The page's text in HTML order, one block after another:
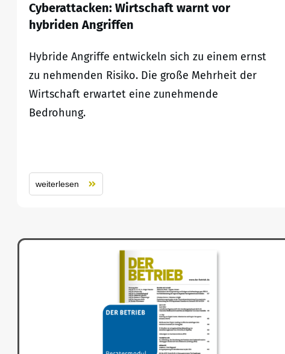
Cyberattacken: Wirtschaft warnt vor
hybriden Angriffen
Hybride Angriffe entwickeln sich zu einem ernst
zu nehmenden Risiko. Die große Mehrheit der
Wirtschaft erwartet eine zunehmende
Bedrohung.
weiterlesen